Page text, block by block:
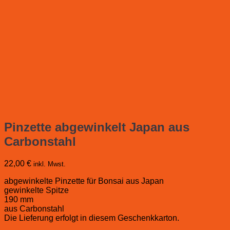
Pinzette abgewinkelt Japan aus
Carbonstahl
22,00 € inkl. Mwst.
abgewinkelte Pinzette für Bonsai aus Japan
gewinkelte Spitze
190 mm
aus Carbonstahl
Die Lieferung erfolgt in diesem Geschenkkarton.